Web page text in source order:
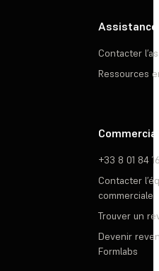
Assistance
Contacter
Ressources
Commercial
+33 8 01 84
Contacter
commerciale
Trouver un
Devenir
Formlabs